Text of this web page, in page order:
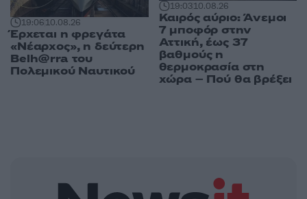
19:0610.08.26
Έρχεται η φρεγάτα
«Νέαρχος», η δεύτερη
Belh@rra του
Πολεμικού Ναυτικού
19:0310.08.26
Καιρός αύριο: Άνεμοι
7 μποφόρ στην
Αττική, έως 37
βαθμούς η
θερμοκρασία στη
χώρα – Πού θα βρέξει